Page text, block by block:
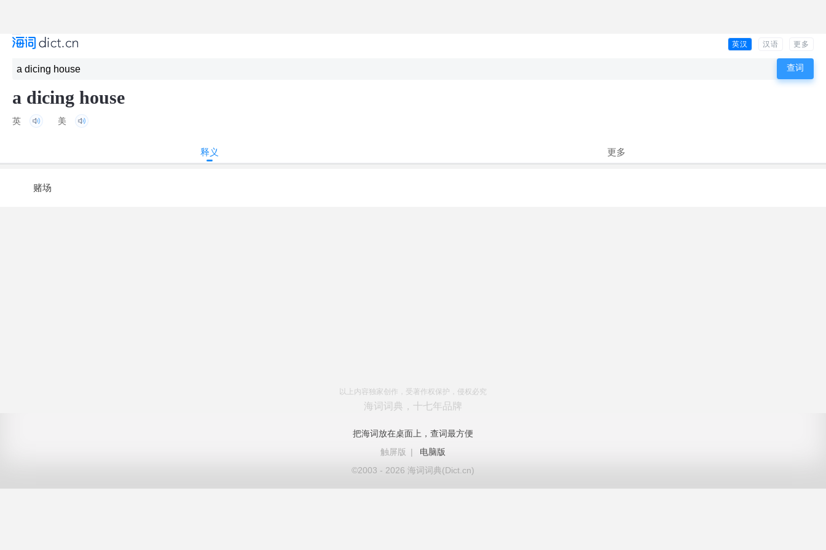
英汉 汉语 更多
a dicing house
英 美
释义 更多
赌场
以上内容独家创作，受著作权保护，侵权必究
海词词典，十七年品牌
把海词放在桌面上，查词最方便
触屏版
|
电脑版
©2003 - 2026 海词词典(Dict.cn)